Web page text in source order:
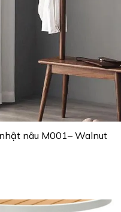
nâu M001– Walnut